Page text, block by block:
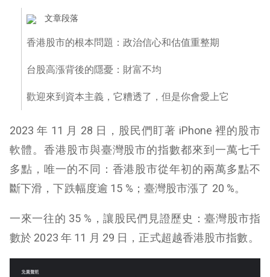
文章段落
香港股市的根本問題：政治信心和估值重整期
台股高漲背後的隱憂：財富不均
歡迎來到資本主義，它糟透了，但是你會愛上它
2023 年 11 月 28 日，股民們盯著 iPhone 裡的股市
軟體。香港股市與臺灣股市的指數都來到一萬七千
多點，唯一的不同：香港股市從年初的兩萬多點不
斷下滑，下跌幅度逾 15 %；臺灣股市漲了 20 %。
一來一往的 35 %，讓股民們見證歷史：臺灣股市指
數於 2023 年 11 月 29 日，正式超越香港股市指數。